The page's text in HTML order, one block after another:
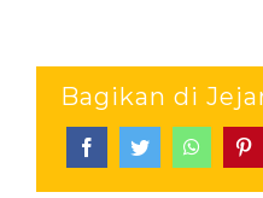
Bagikan di